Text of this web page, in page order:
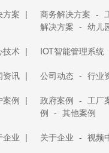
方案 | 商务解决方案 -
解决方案 - 幼儿
技术 | IOT智能管理系统
资讯 | 公司动态 - 行业
案例 | 政府案例 - 工厂
例 - 其他案例
企业 | 关于企业 - 视频